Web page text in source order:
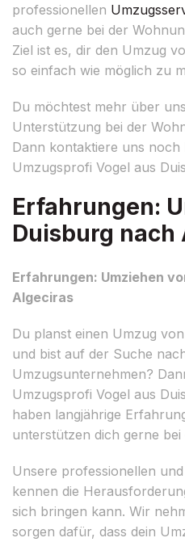
professionellen
auch gerne bei der
Ziel ist es, dir den Umzug
so einfach wie möglich zu
Du möchtest mehr über
Unterstützung bei der
Dann kontaktiere uns
Umzugsprofi Vogel aus
Erfahrungen:
Duisburg nach
Erfahrungen: Umziehen
Algeciras
Du planst einen Umzug
und bist auf der Suche
Umzugsunternehmen?
Umzugsprofi Vogel aus
haben langjährige
unterstützen dich gerne bei
Unsere professionellen
kennen die
sich bringen kann. Wir
sorgen dafür, dass dein